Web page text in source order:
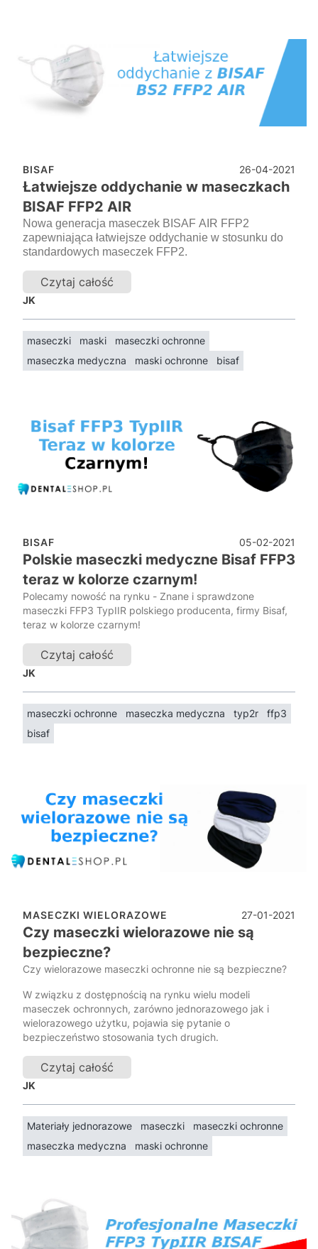
BISAF 26-04-2021
Łatwiejsze oddychanie w maseczkach
BISAF FFP2 AIR
Nowa generacja maseczek BISAF AIR FFP2
zapewniająca łatwiejsze oddychanie w stosunku do
standardowych maseczek FFP2.
Czytaj całość
JK
maseczki maski
maseczki ochronne
maseczka medyczna
maski ochronne bisaf
BISAF 05-02-2021
Polskie maseczki medyczne Bisaf FFP3
teraz w kolorze czarnym!
Polecamy nowość na rynku - Znane i sprawdzone
maseczki FFP3 TypIIR polskiego producenta, firmy Bisaf,
teraz w kolorze czarnym!
Czytaj całość
JK
maseczki ochronne maseczka medyczna typ2r
ffp3
bisaf
MASECZKI WIELORAZOWE 27-01-2021
Czy maseczki wielorazowe nie są
bezpieczne?
Czy wielorazowe maseczki ochronne nie są bezpieczne?
W związku z dostępnością na rynku wielu modeli
maseczek ochronnych, zarówno jednorazowego jak i
wielorazowego użytku, pojawia się pytanie o
bezpieczeństwo stosowania tych drugich.
Czytaj całość
JK
Materiały jednorazowe maseczki
maseczki ochronne
maseczka medyczna
maski ochronne